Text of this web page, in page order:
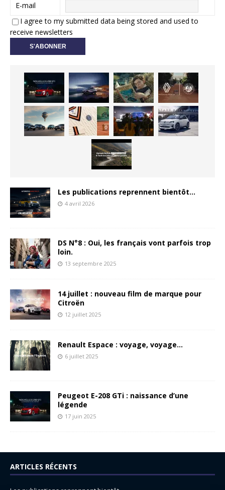
E-mail
I agree to my submitted data being stored and used to
receive newsletters
Les publications reprennent bientôt…
4 avril 2026
DS N°8 : Oui, les français vont parfois trop
loin.
13 septembre 2025
14 juillet : nouveau film de marque pour
Citroën
12 juillet 2025
Renault Espace : voyage, voyage…
6 juillet 2025
Peugeot E-208 GTi : naissance d’une
légende
17 juin 2025
ARTICLES RÉCENTS